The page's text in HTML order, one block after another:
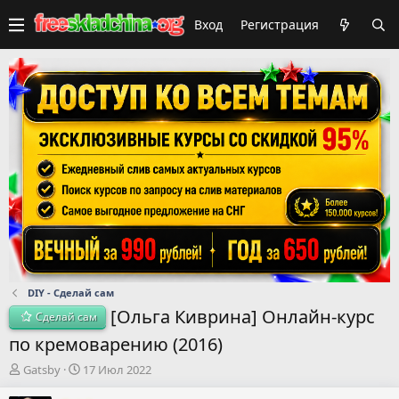
Вход Регистрация
DIY - Сделай сам
Сделай сам
[Ольга Киврина] Онлайн-курс
по кремоварению (2016)
А
Gatsby
Д
17 Июл 2022